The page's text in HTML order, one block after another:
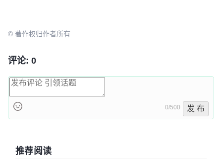
© 著作权归作者所有
评论: 0
0/500 发 布
推荐阅读